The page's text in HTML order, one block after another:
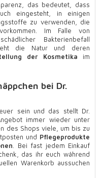
das bedeutet, dass
eingesteht, in einigen
zu verwenden, die
Im Falle von
Bakterienbefall
die Natur und deren
der Kosmetika im
bei Dr.
sein und das stellt Dr.
immer wieder unter
des Shops viele, um bis zu
und Pflegeprodukte
. Bei fast jedem Einkauf
das ihr euch während
Warenkorb aussuchen